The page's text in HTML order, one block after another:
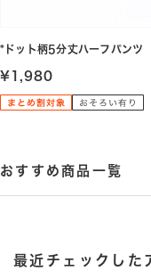
*ドット柄5分丈ハーフパンツ
¥1,980
おすすめ商品一覧
最近チェックした